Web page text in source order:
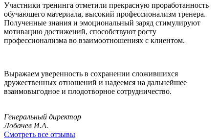
Участники тренинга отметили прекрасную проработанность
обучающего материала, высокий профессионализм тренера.
Полученные знания и эмоциональный заряд стимулируют
мотивацию достижений, способствуют росту
профессионализма во взаимоотношениях с клиентом.
Выражаем уверенность в сохранении сложившихся
дружественных отношений и надеемся на дальнейшее
взаимовыгодное и плодотворное сотрудничество.
Генеральный директор
Лобачев И.А.
Смотреть все отзывы